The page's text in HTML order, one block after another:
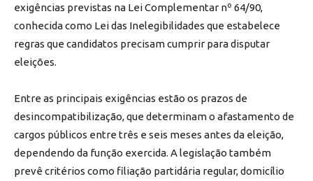
exigências previstas na Lei Complementar nº 64/90,
conhecida como Lei das Inelegibilidades que estabelece
regras que candidatos precisam cumprir para disputar
eleições.
Entre as principais exigências estão os prazos de
desincompatibilização, que determinam o afastamento de
cargos públicos entre três e seis meses antes da eleição,
dependendo da função exercida. A legislação também
prevê critérios como filiação partidária regular, domicílio